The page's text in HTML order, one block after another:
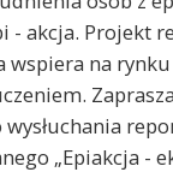
- akcja. Projekt
na
„Epiakcja -